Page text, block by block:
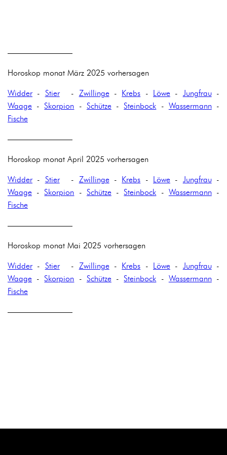
————————
Horoskop monat März 2025 vorhersagen
Widder- Stier- Zwillinge- Krebs - Löwe - Jungfrau-
Waage -Skorpion - Schütze-Steinbock - Wassermann-
Fische
————————
Horoskop monat April 2025 vorhersagen
Widder- Stier- Zwillinge- Krebs - Löwe - Jungfrau-
Waage -Skorpion - Schütze-Steinbock - Wassermann-
Fische
————————
Horoskop monat Mai 2025 vorhersagen
Widder- Stier- Zwillinge- Krebs - Löwe - Jungfrau-
Waage -Skorpion - Schütze-Steinbock - Wassermann-
Fische
————————